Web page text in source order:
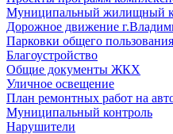
Муниципальный жилищный
Дорожное движение
Парковки общего пользования
Благоустройство
Общие документы ЖКХ
Уличное освещение
План ремонтных работ на
Муниципальный контроль
Нарушители